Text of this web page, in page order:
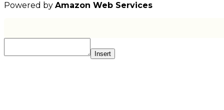
Powered by Amazon Web Services
Insert